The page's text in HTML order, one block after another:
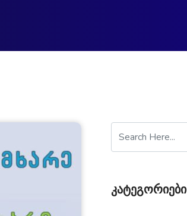
Კატეგორიები